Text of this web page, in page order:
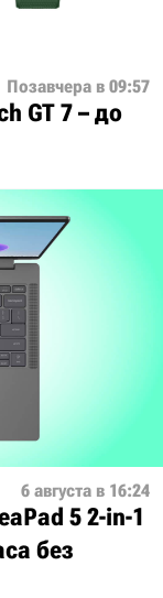
Позавчера в 09:57
GT 7 – до
6 августа в 16:24
5 2-in-1
без